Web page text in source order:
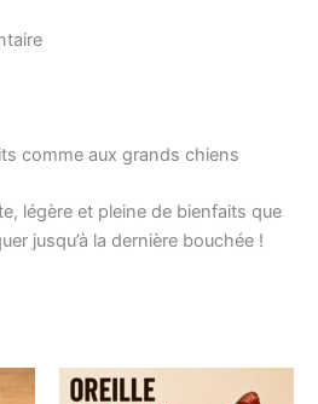
comme aux grands chiens
légère et pleine de bienfaits que
jusqu’à la dernière bouchée !